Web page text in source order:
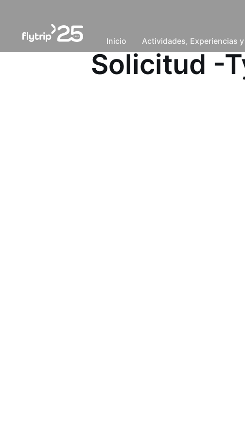
Inicio Actividades, Experiencias
Solicitud -